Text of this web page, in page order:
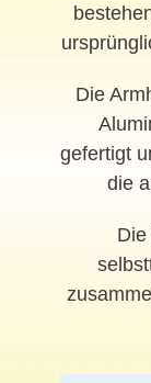
Die
gefertigt
die